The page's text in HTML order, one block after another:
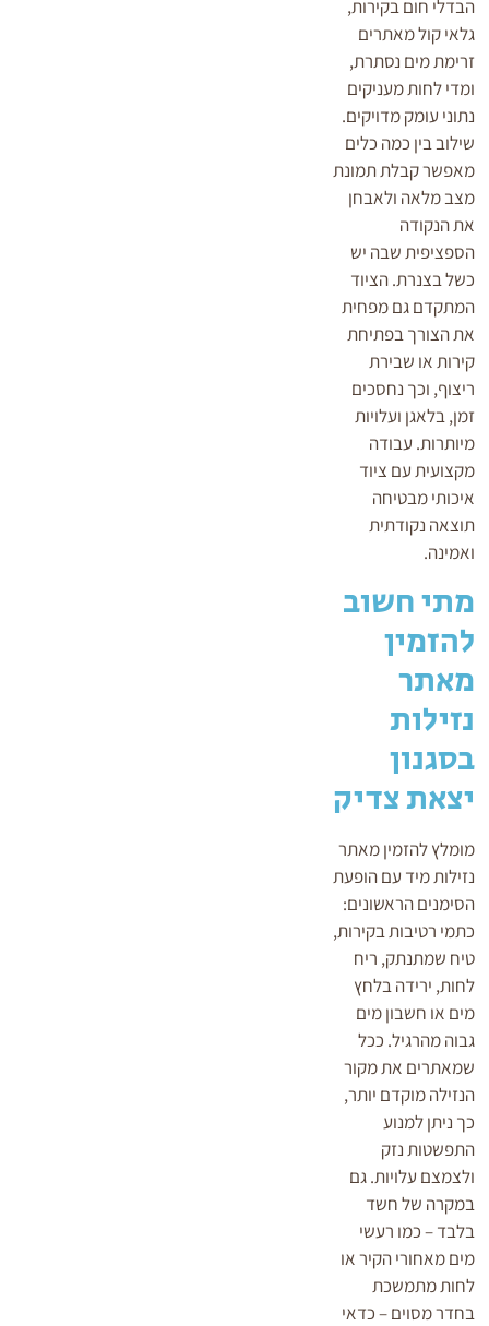
הבדלי חום בקירות,
גלאי קול מאתרים
זרימת מים נסתרת,
ומדי לחות מעניקים
נתוני עומק מדויקים.
שילוב בין כמה כלים
מאפשר קבלת תמונת
מצב מלאה ולאבחן
את הנקודה
הספציפית שבה יש
כשל בצנרת. הציוד
המתקדם גם מפחית
את הצורך בפתיחת
קירות או שבירת
ריצוף, וכך נחסכים
זמן, בלאגן ועלויות
מיותרות. עבודה
מקצועית עם ציוד
איכותי מבטיחה
תוצאה נקודתית
ואמינה.
מתי חשוב
להזמין
מאתר
נזילות
בסגנון
יצאת צדיק
מומלץ להזמין מאתר
נזילות מיד עם הופעת
הסימנים הראשונים:
כתמי רטיבות בקירות,
טיח שמתנתק, ריח
לחות, ירידה בלחץ
מים או חשבון מים
גבוה מהרגיל. ככל
שמאתרים את מקור
הנזילה מוקדם יותר,
כך ניתן למנוע
התפשטות נזק
ולצמצם עלויות. גם
במקרה של חשד
בלבד – כמו רעשי
מים מאחורי הקיר או
לחות מתמשכת
בחדר מסוים – כדאי